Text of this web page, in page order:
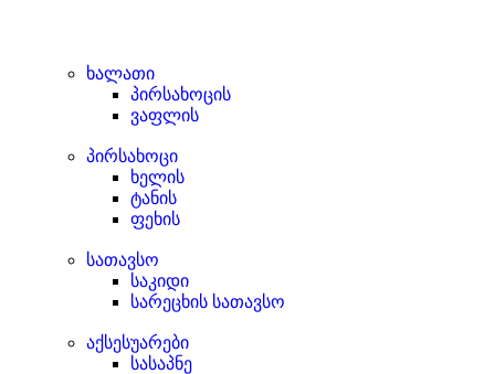
ხალათი
პირსახოცის
ვაფლის
პირსახოცი
ხელის
ტანის
ფეხის
სათავსო
საკიდი
სარეცხის სათავსო
აქსესუარები
სასაპნე